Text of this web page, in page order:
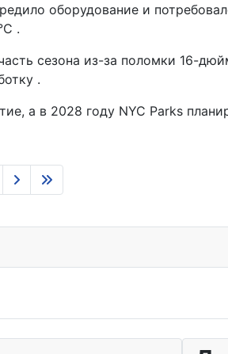
оборудование и
.
сезона из-за поломки 16-
.
а в 2028 году NYC Parks